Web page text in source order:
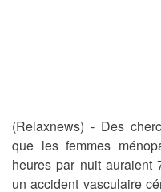
(Relaxnews) - Des
que les femmes
heures par nuit auraient
un accident vasculaire